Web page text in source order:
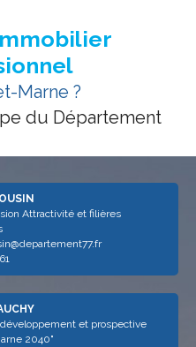
Marne ?
du Département
Attractivité et filières
et prospective
2040"